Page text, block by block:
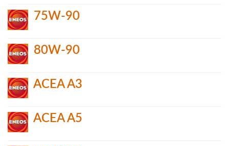
75W-90
80W-90
ACEA A3
ACEA A5